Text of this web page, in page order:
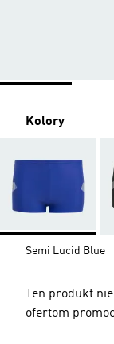
Kolory
Semi Lucid Blue
Ten produkt
ofertom